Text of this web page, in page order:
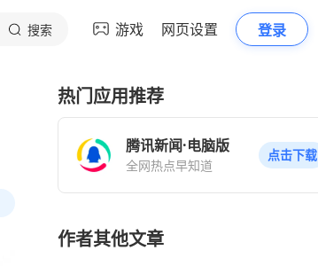
搜索 游戏 网页设置 登录
热门应用推荐
腾讯新闻·电脑版
全网热点早知道
点击下载
作者其他文章